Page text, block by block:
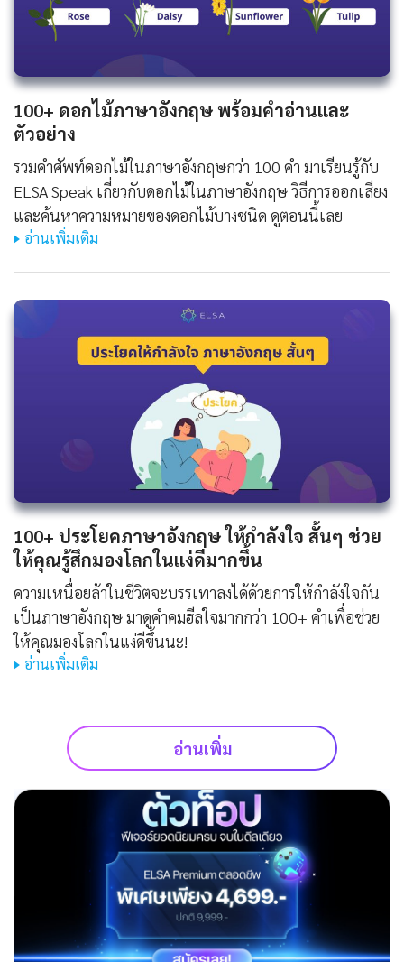
100+ ดอกไม้ภาษาอังกฤษ พร้อมคำอ่านและ
ตัวอย่าง
รวมคำศัพท์ดอกไม้ในภาษาอังกฤษกว่า 100 คำ มาเรียนรู้กับ
ELSA Speak เกี่ยวกับดอกไม้ในภาษาอังกฤษ วิธีการออกเสียง
และค้นหาความหมายของดอกไม้บางชนิด ดูตอนนี้เลย
อ่านเพิ่มเติม
100+ ประโยคภาษาอังกฤษ ให้กําลังใจ สั้นๆ ช่วย
ให้คุณรู้สึกมองโลกในแง่ดีมากขึ้น
ความเหนื่อยล้าในชีวิตจะบรรเทาลงได้ด้วยการให้กำลังใจกัน
เป็นภาษาอังกฤษ มาดูคำคมฮีลใจมากกว่า 100+ คำเพื่อช่วย
ให้คุณมองโลกในแง่ดีขึ้นนะ!
อ่านเพิ่มเติม
อ่านเพิ่ม